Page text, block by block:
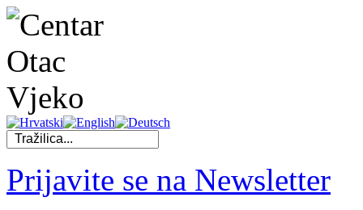
Prijavite se na Newsletter